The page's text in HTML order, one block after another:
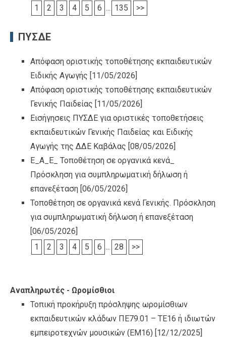
1
2 3 4 5 6 ... 135 >>
ΠΥΣΔΕ
Απόφαση οριστικής τοποθέτησης εκπαιδευτικών
Ειδικής Αγωγής [11/05/2026]
Απόφαση οριστικής τοποθέτησης εκπαιδευτικών
Γενικής Παιδείας [11/05/2026]
Εισήγησεις ΠΥΣΔΕ για οριστικές τοποθετήσεις
εκπαιδευτικών Γενικής Παιδείας και Ειδικής
Αγωγής της ΔΔΕ Καβάλας [08/05/2026]
Ε_Α_Ε_ Τοποθέτηση σε οργανικά κενά_
Πρόσκληση για συμπληρωματική δήλωση ή
επανεξέταση [06/05/2026]
Τοποθέτηση σε οργανικά κενά Γενικής. Πρόσκληση
για συμπληρωματική δήλωση ή επανεξέταση
[06/05/2026]
1
2 3 4 5 6 ... 28 >>
Αναπληρωτές - Ωρομίσθιοι
Τοπική προκήρυξη πρόσληψης ωρομίσθιων
εκπαιδευτικών κλάδων ΠΕ79.01 – ΤΕ16 ή ιδιωτών
εμπειροτεχνών μουσικών (ΕΜ16) [12/12/2025]